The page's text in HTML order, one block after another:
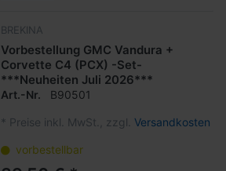
BREKINA
Vorbestellung GMC Vandura +
Corvette C4 (PCX) -Set-
***Neuheiten Juli 2026***
Art.-Nr. B90501
* Preise inkl. MwSt., zzgl. Versandkosten
vorbestellbar